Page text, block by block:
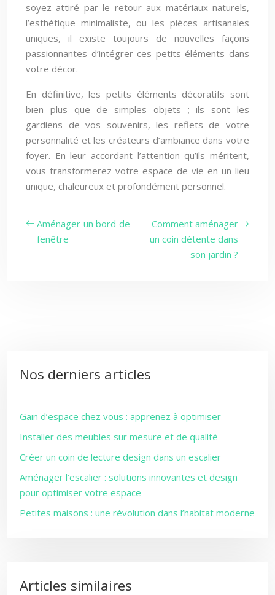
soyez attiré par le retour aux matériaux naturels,
l’esthétique minimaliste, ou les pièces artisanales
uniques, il existe toujours de nouvelles façons
passionnantes d’intégrer ces petits éléments dans
votre décor.
En définitive, les petits éléments décoratifs sont
bien plus que de simples objets ; ils sont les
gardiens de vos souvenirs, les reflets de votre
personnalité et les créateurs d’ambiance dans votre
foyer. En leur accordant l’attention qu’ils méritent,
vous transformerez votre espace de vie en un lieu
unique, chaleureux et profondément personnel.
Aménager un bord de
fenêtre
Comment aménager
un coin détente dans
son jardin ?
Nos derniers articles
Gain d’espace chez vous : apprenez à optimiser
Installer des meubles sur mesure et de qualité
Créer un coin de lecture design dans un escalier
Aménager l’escalier : solutions innovantes et design
pour optimiser votre espace
Petites maisons : une révolution dans l’habitat moderne
Articles similaires